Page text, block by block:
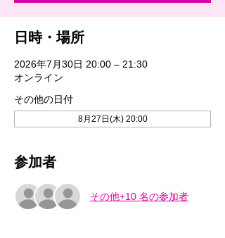
日時・場所
2026年7月30日 20:00 – 21:30
オンライン
その他の日付
8月27日(木) 20:00
参加者
その他+10 名の参加者